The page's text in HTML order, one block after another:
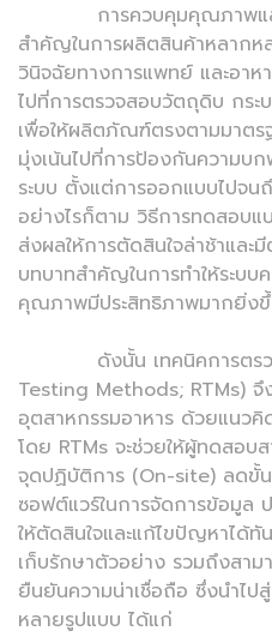
การควบคุมคุณภาพและก
สำคัญในการผลิตสินค้าหลากห
วินิจฉัยทางการแพทย์ และอา
ไปที่การตรวจสอบวัตถุดิบ กร
เพื่อให้ผลิตภัณฑ์ตรงตามมาตร
มุ่งเน้นไปที่การป้องกันความบ
ระบบ ตั้งแต่การออกแบบไปจ
อย่างไรก็ตาม วิธีการทดสอบแบ
ส่งผลให้การตัดสินใจล่าช้าแล
บทบาทสำคัญในการทำให้ระบ
คุณภาพมีประสิทธิภาพมากยิ่ง
ดังนั้น เทคนิคการตรวจส
Testing Methods; RTMs)
อุตสาหกรรมอาหาร ด้วยแนว
โดย RTMs จะช่วยให้ผู้ทดสอ
จุดปฏิบัติการ (On-site) ลดขั้
ซอฟต์แวร์ในการจัดการข้อมูล
ให้ตัดสินใจและแก้ไขปัญหาได้
เก็บรักษาตัวอย่าง รวมถึงสาม
ยืนยันความน่าเชื่อถือ ซึ่งนำไป
หลายรูปแบบ ได้แก่